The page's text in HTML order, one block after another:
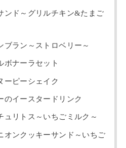
ンド～グリルチキン&たまご
ブラン～ストロベリー～
ボナーラセット
ーピーシェイク
のイースタードリンク
ュリトス～いちごミルク～
オンクッキーサンド～いちご